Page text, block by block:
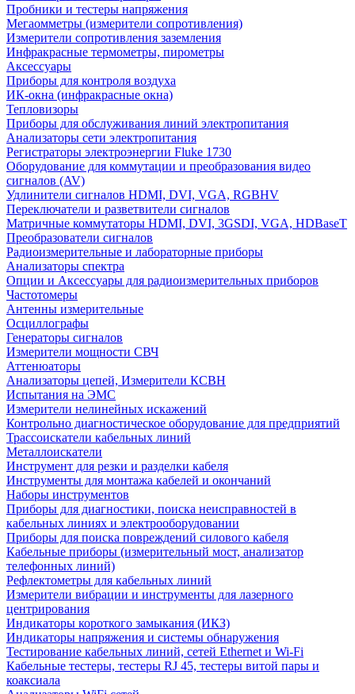
Пробники и тестеры напряжения
Мегаомметры (измерители сопротивления)
Измерители сопротивления заземления
Инфракрасные термометры, пирометры
Аксессуары
Приборы для контроля воздуха
ИК-окна (инфракрасные окна)
Тепловизоры
Приборы для обслуживания линий электропитания
Анализаторы сети электропитания
Регистраторы электроэнергии Fluke 1730
Оборудование для коммутации и преобразования видео
сигналов (AV)
Удлинители сигналов HDMI, DVI, VGA, RGBHV
Переключатели и разветвители сигналов
Матричные коммутаторы HDMI, DVI, 3GSDI, VGA, HDBaseT
Преобразователи сигналов
Радиоизмерительные и лабораторные приборы
Анализаторы спектра
Опции и Аксессуары для радиоизмерительных приборов
Частотомеры
Антенны измерительные
Осциллографы
Генераторы сигналов
Измерители мощности СВЧ
Аттенюаторы
Анализаторы цепей, Измерители КСВН
Испытания на ЭМС
Измерители нелинейных искажений
Контрольно диагностическое оборудование для предприятий
Трассоискатели кабельных линий
Металлоискатели
Инструмент для резки и разделки кабеля
Инструменты для монтажа кабелей и окончаний
Наборы инструментов
Приборы для диагностики, поиска неисправностей в
кабельных линиях и электрооборудовании
Приборы для поиска повреждений силового кабеля
Кабельные приборы (измерительный мост, анализатор
телефонных линий)
Рефлектометры для кабельных линий
Измерители вибрации и инструменты для лазерного
центрирования
Индикаторы короткого замыкания (ИКЗ)
Индикаторы напряжения и системы обнаружения
Тестирование кабельных линий, сетей Ethernet и Wi-Fi
Кабельные тестеры, тестеры RJ 45, тестеры витой пары и
коаксиала